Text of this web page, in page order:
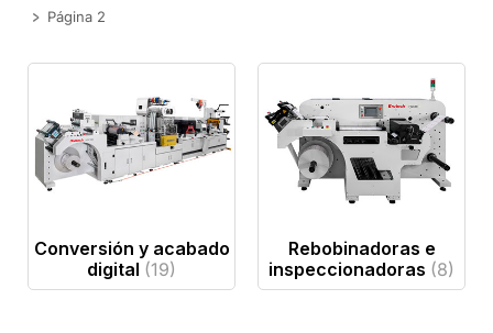
Página 2
Conversión y acabado
digital (19)
Rebobinadoras e
inspeccionadoras (8)